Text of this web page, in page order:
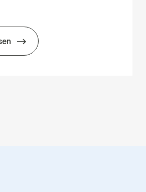
i mar­keds- og kul­tu­r­a­na­ly­se